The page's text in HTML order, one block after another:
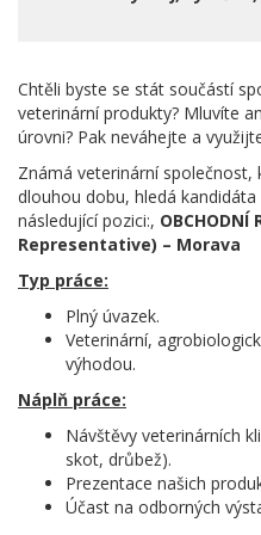
Chtěli byste se stát součástí
veterinární produkty? Mluvíte
úrovni? Pak neváhejte a
Známá veterinární
dlouhou dobu, hledá
následující pozici:, OBCHODNÍ
Representative) – Morava
Typ práce:
Plný úvazek.
Veterinární,
výhodou.
Náplň práce:
Návštěvy veterinárních
skot, drůbež).
Prezentace našich
Účast na odborných